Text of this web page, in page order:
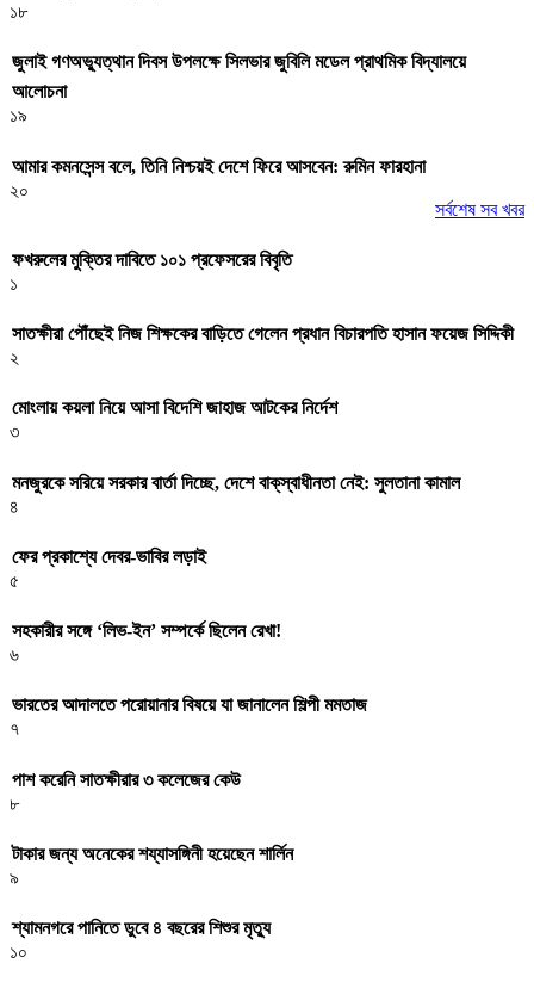
১৮
জুলাই গণঅভ্যু্ত্থান দিবস উপলক্ষে সিলভার জুবিলি মডেল প্রাথমিক বিদ্যালয়ে
আলোচনা
১৯
আমার কমনসেন্স বলে, তিনি নিশ্চয়ই দেশে ফিরে আসবেন: রুমিন ফারহানা
২০
সর্বশেষ সব খবর
ফখরুলের মুক্তির দাবিতে ১০১ প্রফেসরের বিবৃতি
১
সাতক্ষীরা পৌঁছেই নিজ শিক্ষকের বাড়িতে গেলেন প্রধান বিচারপতি হাসান ফয়েজ সিদ্দিকী
২
মোংলায় কয়লা নিয়ে আসা বিদেশি জাহাজ আটকের নির্দেশ
৩
মনজুরকে সরিয়ে সরকার বার্তা দিচ্ছে, দেশে বাক্‌স্বাধীনতা নেই: সুলতানা কামাল
৪
ফের প্রকাশ্যে দেবর-ভাবির লড়াই
৫
সহকারীর সঙ্গে ‘লিভ-ইন’ সম্পর্কে ছিলেন রেখা!
৬
ভারতের আদালতে পরোয়ানার বিষয়ে যা জানালেন শিল্পী মমতাজ
৭
পাশ করেনি সাতক্ষীরার ৩ কলেজের কেউ
৮
টাকার জন্য অনেকের শয্যাসঙ্গিনী হয়েছেন শার্লিন
৯
শ্যামনগরে পানিতে ডুবে ৪ বছরের শিশুর মৃত্যু
১০